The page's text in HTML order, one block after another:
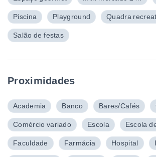
Piscina Playground Quadra
Salão de festas
Proximidades
Academia Banco Bares/Cafés
Comércio variado Escola Escola
Faculdade Farmácia Hospital